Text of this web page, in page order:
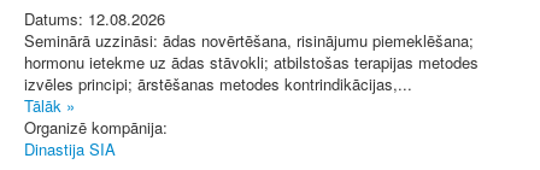
Datums: 12.08.2026
Seminārā uzzināsi: ādas novērtēšana, risinājumu piemeklēšana;
hormonu ietekme uz ādas stāvokli; atbilstošas terapijas metodes
izvēles principi; ārstēšanas metodes kontrindikācijas,...
Tālāk »
Organizē kompānija:
Dinastija SIA